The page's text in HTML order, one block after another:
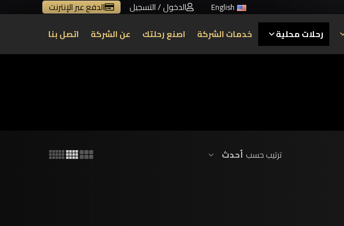
English الدخول / التسجيل
الدفع عبر الإنترنت
رحلات محلية خدمات الشركة اصنع رحلتك عن الشركة اتصل بنا
ترتيب حسب أحدث